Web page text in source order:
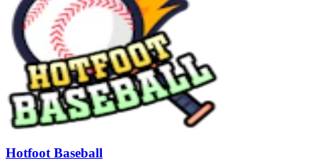
Hotfoot Baseball